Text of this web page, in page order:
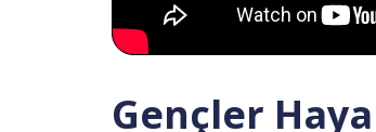
Gençler